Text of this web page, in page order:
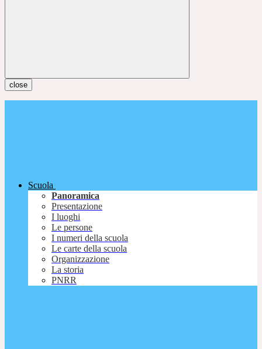
close
Scuola
Panoramica
Presentazione
I luoghi
Le persone
I numeri della scuola
Le carte della scuola
Organizzazione
La storia
PNRR